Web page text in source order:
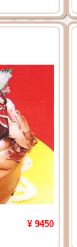
¥ 9450